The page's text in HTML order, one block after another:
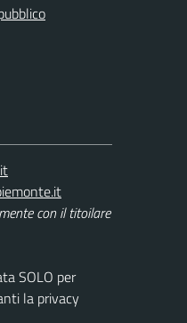
con il titoilare
SOLO per
la privacy